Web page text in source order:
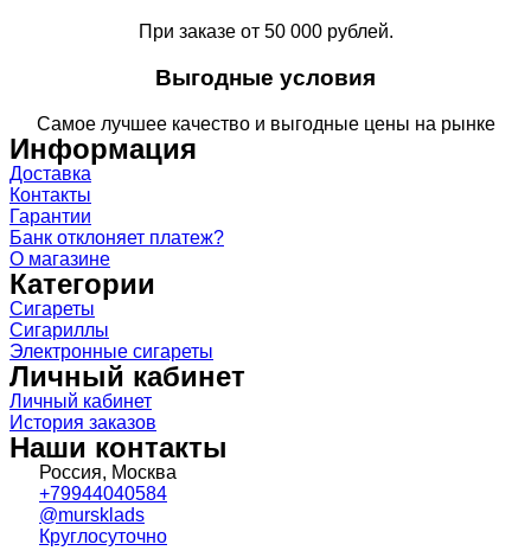
При заказе от 50 000 рублей.
Выгодные условия
Самое лучшее качество и выгодные цены на рынке
Информация
Доставка
Контакты
Гарантии
Банк отклоняет платеж?
О магазине
Категории
Сигареты
Сигариллы
Электронные сигареты
Личный кабинет
Личный кабинет
История заказов
Наши контакты
Россия, Москва
+79944040584
@mursklads
Круглосуточно